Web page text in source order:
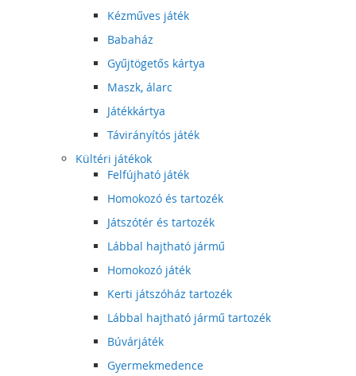
Kézműves játék
Babaház
Gyűjtögetős kártya
Maszk, álarc
Játékkártya
Távirányítós játék
Kültéri játékok
Felfújható játék
Homokozó és tartozék
Játszótér és tartozék
Lábbal hajtható jármű
Homokozó játék
Kerti játszóház tartozék
Lábbal hajtható jármű tartozék
Búvárjáték
Gyermekmedence